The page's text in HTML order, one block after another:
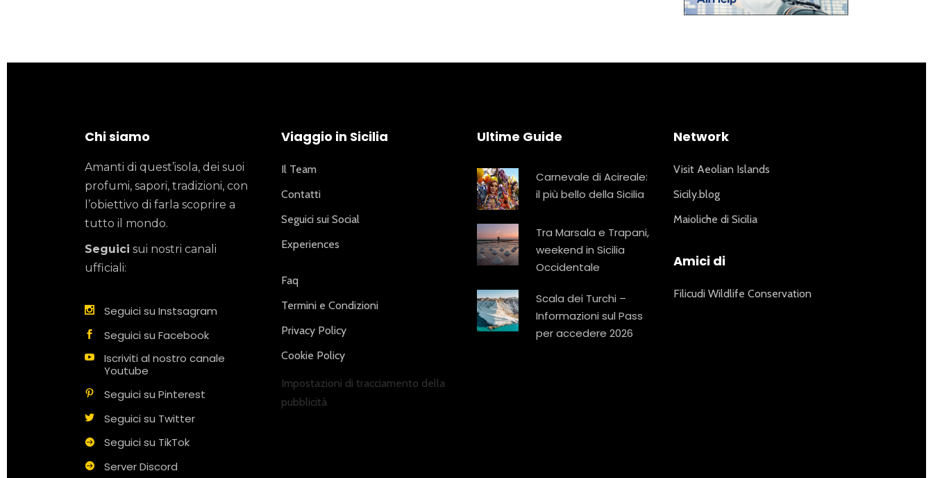
Chi siamo
Amanti di quest’isola, dei suoi
profumi, sapori, tradizioni, con
l’obiettivo di farla scoprire a
tutto il mondo.
Seguici sui nostri canali
ufficiali:
Seguici su Instsagram
Seguici su Facebook
Iscriviti al nostro canale
Youtube
Seguici su Pinterest
Seguici su Twitter
Seguici su TikTok
Server Discord
Viaggio in Sicilia
Il Team
Contatti
Seguici sui Social
Experiences
Faq
Termini e Condizioni
Privacy Policy
Cookie Policy
Impostazioni di tracciamento della
pubblicità
Ultime Guide
Carnevale di Acireale:
il più bello della Sicilia
Tra Marsala e Trapani,
weekend in Sicilia
Occidentale
Scala dei Turchi –
Informazioni sul Pass
per accedere 2026
Network
Visit Aeolian Islands
Sicily.blog
Maioliche di Sicilia
Amici di
Filicudi Wildlife Conservation